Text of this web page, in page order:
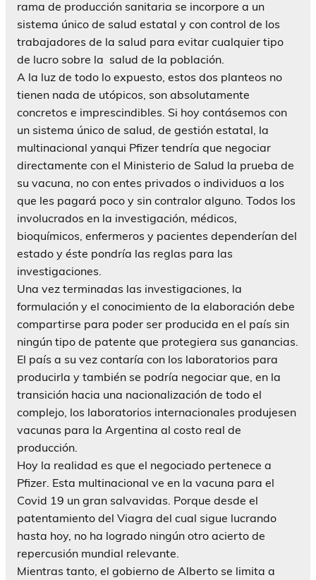
rama de producción sanitaria se incorpore a un
sistema único de salud estatal y con control de los
trabajadores de la salud para evitar cualquier tipo
de lucro sobre la salud de la población.
A la luz de todo lo expuesto, estos dos planteos no
tienen nada de utópicos, son absolutamente
concretos e imprescindibles. Si hoy contásemos con
un sistema único de salud, de gestión estatal, la
multinacional yanqui Pfizer tendría que negociar
directamente con el Ministerio de Salud la prueba de
su vacuna, no con entes privados o individuos a los
que les pagará poco y sin contralor alguno. Todos los
involucrados en la investigación, médicos,
bioquímicos, enfermeros y pacientes dependerían del
estado y éste pondría las reglas para las
investigaciones.
Una vez terminadas las investigaciones, la
formulación y el conocimiento de la elaboración debe
compartirse para poder ser producida en el país sin
ningún tipo de patente que protegiera sus ganancias.
El país a su vez contaría con los laboratorios para
producirla y también se podría negociar que, en la
transición hacia una nacionalización de todo el
complejo, los laboratorios internacionales produjesen
vacunas para la Argentina al costo real de
producción.
Hoy la realidad es que el negociado pertenece a
Pfizer. Esta multinacional ve en la vacuna para el
Covid 19 un gran salvavidas. Porque desde el
patentamiento del Viagra del cual sigue lucrando
hasta hoy, no ha logrado ningún otro acierto de
repercusión mundial relevante.
Mientras tanto, el gobierno de Alberto se limita a